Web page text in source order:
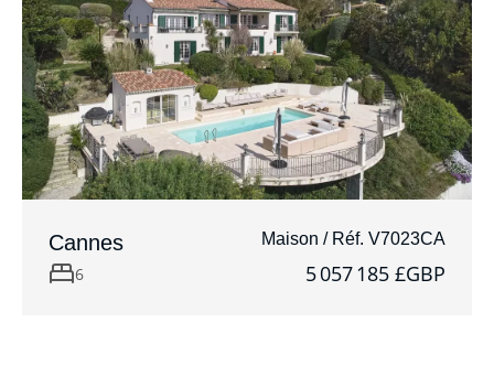
Cannes Maison / Réf. V7023CA
6 5 057 185 £GBP